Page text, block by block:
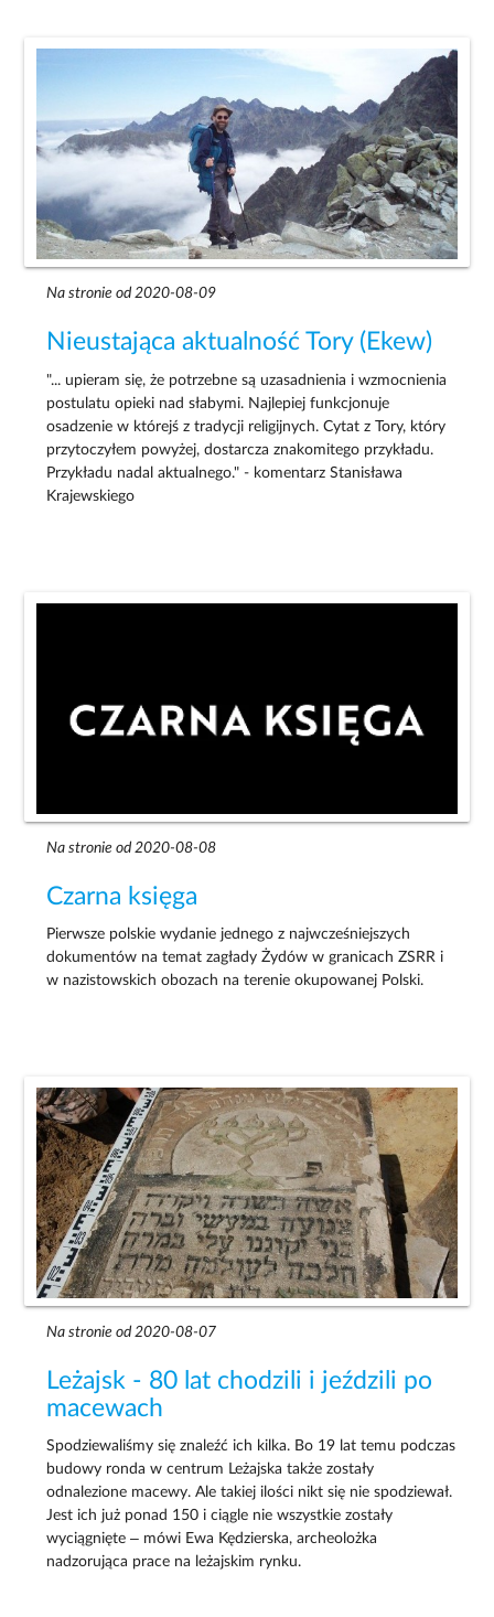
Na stronie od 2020-08-09
Nieustająca aktualność Tory (Ekew)
"... upieram się, że potrzebne są uzasadnienia i wzmocnienia
postulatu opieki nad słabymi. Najlepiej funkcjonuje
osadzenie w którejś z tradycji religijnych. Cytat z Tory, który
przytoczyłem powyżej, dostarcza znakomitego przykładu.
Przykładu nadal aktualnego." - komentarz Stanisława
Krajewskiego
Na stronie od 2020-08-08
Czarna księga
Pierwsze polskie wydanie jednego z najwcześniejszych
dokumentów na temat zagłady Żydów w granicach ZSRR i
w nazistowskich obozach na terenie okupowanej Polski.
Na stronie od 2020-08-07
Leżajsk - 80 lat chodzili i jeździli po
macewach
Spodziewaliśmy się znaleźć ich kilka. Bo 19 lat temu podczas
budowy ronda w centrum Leżajska także zostały
odnalezione macewy. Ale takiej ilości nikt się nie spodziewał.
Jest ich już ponad 150 i ciągle nie wszystkie zostały
wyciągnięte – mówi Ewa Kędzierska, archeolożka
nadzorująca prace na leżajskim rynku.